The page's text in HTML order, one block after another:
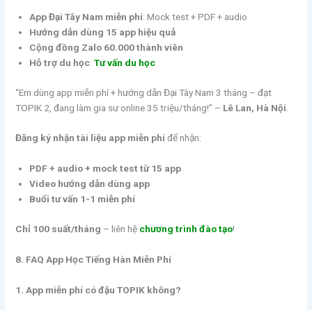
App Đại Tây Nam miễn phí: Mock test + PDF + audio
Hướng dẫn dùng 15 app hiệu quả
Cộng đồng Zalo 60.000 thành viên
Hỗ trợ du học:Tư vấn du học
“Em dùng app miễn phí + hướng dẫn Đại Tây Nam 3 tháng – đạt
TOPIK 2, đang làm gia sư online 35 triệu/tháng!” – Lê Lan, Hà Nội
Đăng ký nhận tài liệu app miễn phíđể nhận:
PDF + audio + mock test từ 15 app
Video hướng dẫn dùng app
Buổi tư vấn 1-1 miễn phí
Chỉ 100 suất/tháng – liên hệ chương trình đào tạo!
8. FAQ App Học Tiếng Hàn Miễn Phí
1. App miễn phí có đậu TOPIK không?